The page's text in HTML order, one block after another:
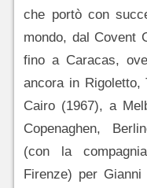
che portò con
mondo, dal Covent
fino a Caracas,
ancora in Rigoletto,
Cairo (1967), a
Copenaghen,
(con la
Firenze) per